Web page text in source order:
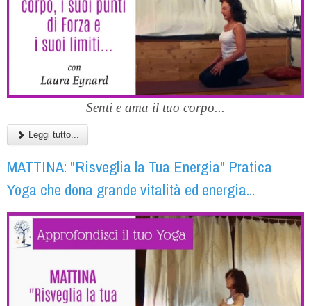
Senti e ama il tuo corpo...
Leggi tutto...
MATTINA: "Risveglia la Tua Energia" Pratica
Yoga che dona grande vitalità ed energia...